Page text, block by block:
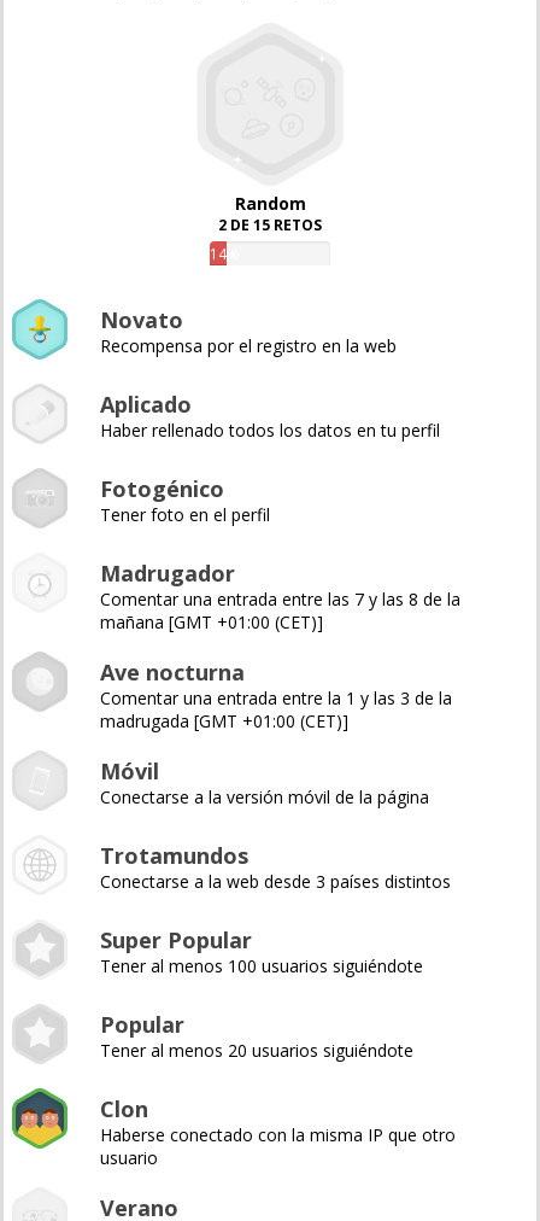
Random
2 DE 15 RETOS
14%
Novato
Recompensa por el registro en la web
Aplicado
Haber rellenado todos los datos en tu perfil
Fotogénico
Tener foto en el perfil
Madrugador
Comentar una entrada entre las 7 y las 8 de la
mañana [GMT +01:00 (CET)]
Ave nocturna
Comentar una entrada entre la 1 y las 3 de la
madrugada [GMT +01:00 (CET)]
Móvil
Conectarse a la versión móvil de la página
Trotamundos
Conectarse a la web desde 3 países distintos
Super Popular
Tener al menos 100 usuarios siguiéndote
Popular
Tener al menos 20 usuarios siguiéndote
Clon
Haberse conectado con la misma IP que otro
usuario
Verano